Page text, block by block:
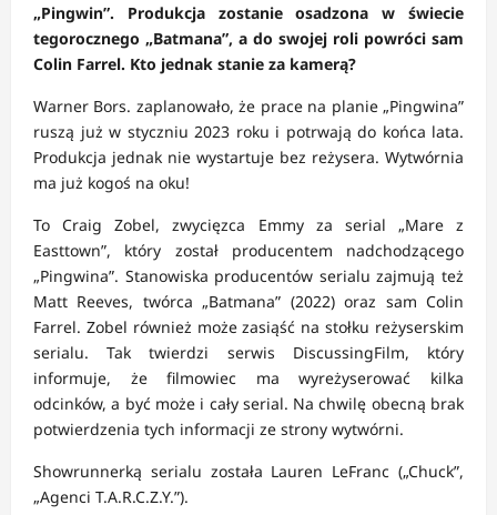
„Pingwin”. Produkcja zostanie osadzona w świecie
tegorocznego „Batmana”, a do swojej roli powróci sam
Colin Farrel. Kto jednak stanie za kamerą?
Warner Bors. zaplanowało, że prace na planie „Pingwina”
ruszą już w styczniu 2023 roku i potrwają do końca lata.
Produkcja jednak nie wystartuje bez reżysera. Wytwórnia
ma już kogoś na oku!
To Craig Zobel, zwycięzca Emmy za serial „Mare z
Easttown”, który został producentem nadchodzącego
„Pingwina”. Stanowiska producentów serialu zajmują też
Matt Reeves, twórca „Batmana” (2022) oraz sam Colin
Farrel. Zobel również może zasiąść na stołku reżyserskim
serialu. Tak twierdzi serwis DiscussingFilm, który
informuje, że filmowiec ma wyreżyserować kilka
odcinków, a być może i cały serial. Na chwilę obecną brak
potwierdzenia tych informacji ze strony wytwórni.
Showrunnerką serialu została Lauren LeFranc („Chuck”,
„Agenci T.A.R.C.Z.Y.”).